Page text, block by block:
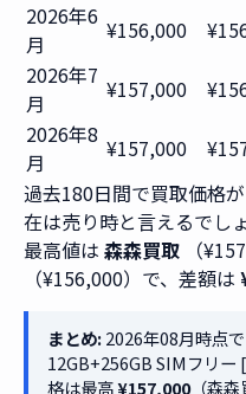
2026年6
月
¥156,000
2026年7
月
¥157,000
2026年8
月
¥157,000
過去180日間で買取価格が
在は売り時と言えるでしょ
最高値は 森森買取 （
（¥156,000）で、差額は
まとめ:2026年08月時点
12GB+256GB SIMフリー
格は最高¥157,000（森森